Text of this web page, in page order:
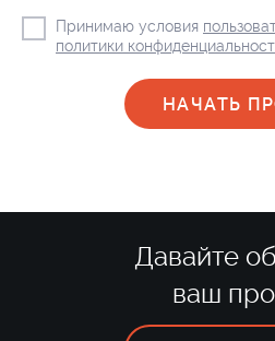
Принимаю условия
политики
Давайте
ваш